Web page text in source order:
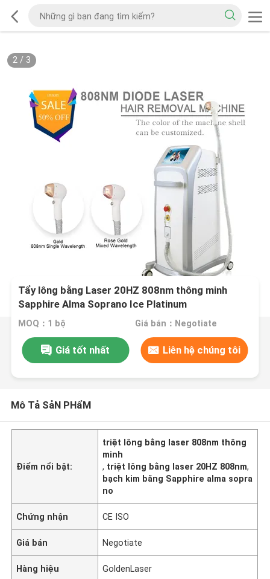
2/ 3
Tẩy lông bằng Laser 20HZ 808nm thông minh
Sapphire Alma Soprano Ice Platinum
MOQ：1 bộ Giá bán：Negotiate
Giá tốt nhất Liên hệ chúng tôi
Mô Tả SảN PHẩM
Điểm nổi bật:
triệt lông bằng laser 808nm thông
minh
, triệt lông bằng laser 20HZ 808nm,
bạch kim băng Sapphire alma sopra
no
Chứng nhận CE ISO
Giá bán Negotiate
Hàng hiệu GoldenLaser